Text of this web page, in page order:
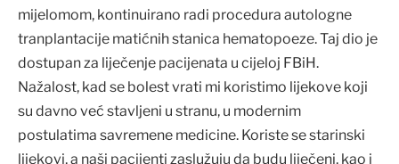
mijelomom, kontinuirano radi procedura autologne
tranplantacije matićnih stanica hematopoeze. Taj dio je
dostupan za liječenje pacijenata u cijeloj FBiH.
Nažalost, kad se bolest vrati mi koristimo lijekove koji
su davno već stavljeni u stranu, u modernim
postulatima savremene medicine. Koriste se starinski
lijekovi, a naši pacijenti zaslužuju da budu liječeni, kao i